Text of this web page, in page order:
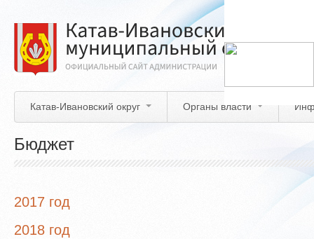
основному
содержанию
Катав-Ивановский округ Органы власти
Бюджет
2017 год
2018 год